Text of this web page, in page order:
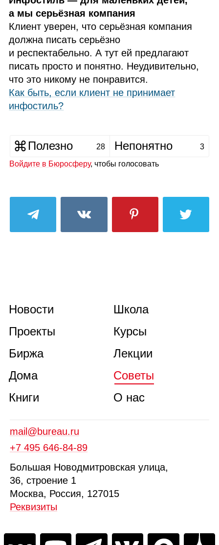
а мы серьёзная компания
Клиент уверен, что серьёзная компания
должна писать серьёзно
и респектабельно. А тут ей предлагают
писать просто и понятно. Неудивительно,
что это никому не понравится.
Как быть, если клиент не принимает
инфостиль?
Полезно 28 Непонятно 3
Войдите в Бюросферу, чтобы голосовать
Новости
Проекты
Биржа
Дома
Книги
Школа
Курсы
Лекции
Советы
О нас
mail@bureau.ru
+7 495 646‑84‑89
Большая Новодмитровская улица,
36, строение 1
Москва, Россия, 127015
Реквизиты